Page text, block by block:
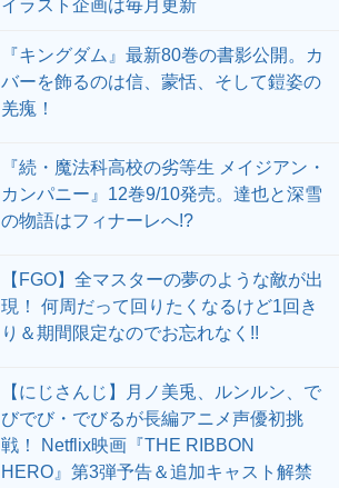
イラスト企画は毎月更新
『キングダム』最新80巻の書影公開。カ
バーを飾るのは信、蒙恬、そして鎧姿の
羌瘣！
『続・魔法科高校の劣等生 メイジアン・
カンパニー』12巻9/10発売。達也と深雪
の物語はフィナーレへ!?
【FGO】全マスターの夢のような敵が出
現！ 何周だって回りたくなるけど1回き
り＆期間限定なのでお忘れなく!!
【にじさんじ】月ノ美兎、ルンルン、で
びでび・でびるが長編アニメ声優初挑
戦！ Netflix映画『THE RIBBON
HERO』第3弾予告＆追加キャスト解禁